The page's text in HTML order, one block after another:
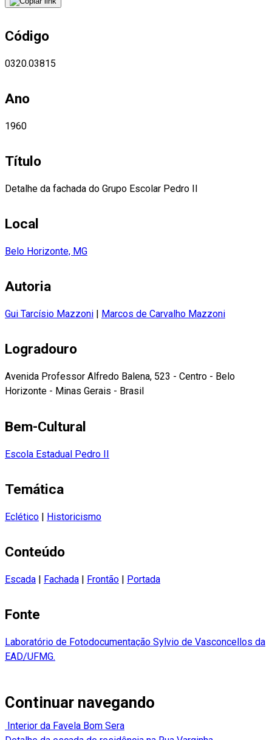
Código
0320.03815
Ano
1960
Título
Detalhe da fachada do Grupo Escolar Pedro II
Local
Belo Horizonte, MG
Autoria
Gui Tarcísio Mazzoni Marcos de Carvalho Mazzoni
Logradouro
Avenida Professor Alfredo Balena, 523 - Centro - Belo
Horizonte - Minas Gerais - Brasil
Bem-Cultural
Escola Estadual Pedro II
Temática
Eclético | Historicismo
Conteúdo
Escada | Fachada | Frontão | Portada
Fonte
Laboratório de Fotodocumentação Sylvio de Vasconcellos da
EAD/UFMG.
Continuar navegando
Interior da Favela Bom Sera